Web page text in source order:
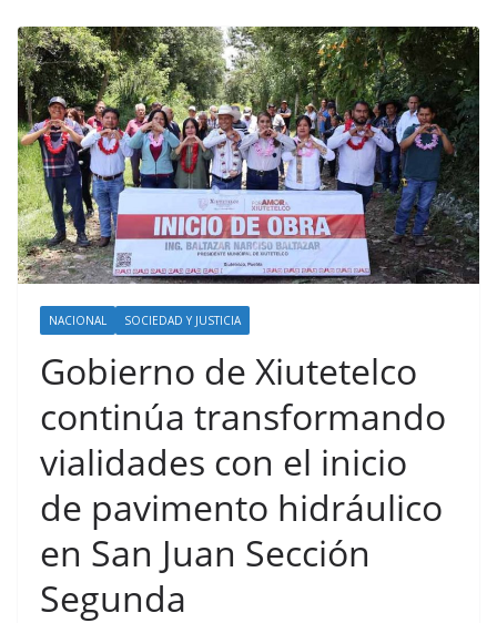
NACIONAL SOCIEDAD Y JUSTICIA
Gobierno de Xiutetelco
continúa transformando
vialidades con el inicio
de pavimento hidráulico
en San Juan Sección
Segunda